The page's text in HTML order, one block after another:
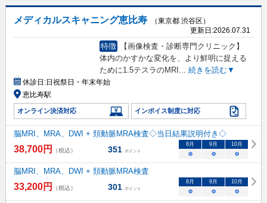
メディカルスキャニング恵比寿
（東京都 渋谷区）
更新日:2026.07.31
特徴
【画像検査・診断専門クリニック】
体内のかすかな変化を、より鮮明に捉える
ために1.5テスラのMRI
続きを読む▼
休診日:日祝祭日・年末年始
恵比寿駅
オンライン決済対応 インボイス制度に対応
脳MRI、MRA、DWI + 頚動脈MRA検査◇当日結果説明付き◇
38,700円 （税込） 351 ポイント
8 月 9 月 10月
○ ○ ○
脳MRI、MRA、DWI + 頚動脈MRA検査
33,200円 （税込） 301 ポイント
8 月 9 月 10月
○ ○ ○